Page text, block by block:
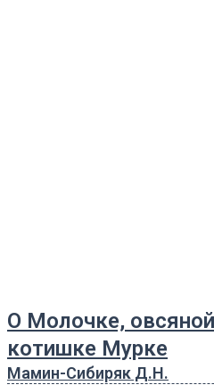
О Молочке,
котишке Мурке
Мамин-Сибиряк Д.Н.